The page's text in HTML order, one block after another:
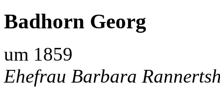
Badhorn Georg
um 1859
Ehefrau Barbara